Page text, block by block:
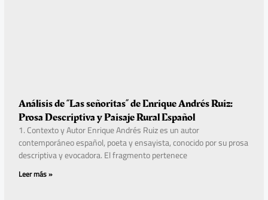
Análisis de “Las señoritas” de Enrique Andrés Ruiz:
Prosa Descriptiva y Paisaje Rural Español
1. Contexto y Autor Enrique Andrés Ruiz es un autor
contemporáneo español, poeta y ensayista, conocido por su prosa
descriptiva y evocadora. El fragmento pertenece
Leer más »